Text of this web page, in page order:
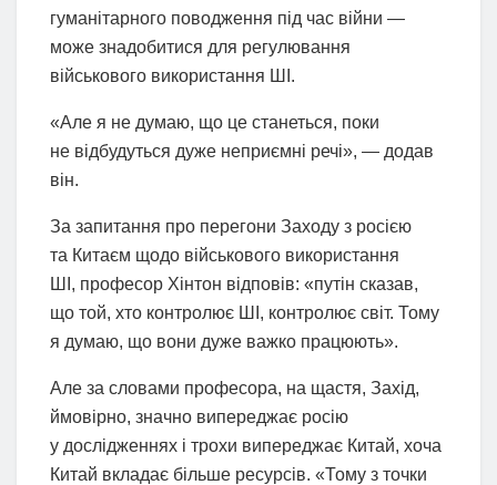
гуманітарного поводження під час війни —
може знадобитися для регулювання
військового використання ШІ.
«Але я не думаю, що це станеться, поки
не відбудуться дуже неприємні речі», — додав
він.
За запитання про перегони Заходу з росією
та Китаєм щодо військового використання
ШІ, професор Хінтон відповів: «путін сказав,
що той, хто контролює ШІ, контролює світ. Тому
я думаю, що вони дуже важко працюють».
Але за словами професора, на щастя, Захід,
ймовірно, значно випереджає росію
у дослідженнях і трохи випереджає Китай, хоча
Китай вкладає більше ресурсів. «Тому з точки